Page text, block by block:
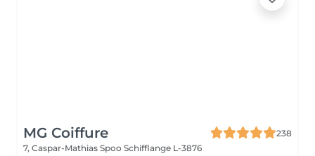
MG Coiffure
238
7, Caspar-Mathias Spoo Schifflange L-3876